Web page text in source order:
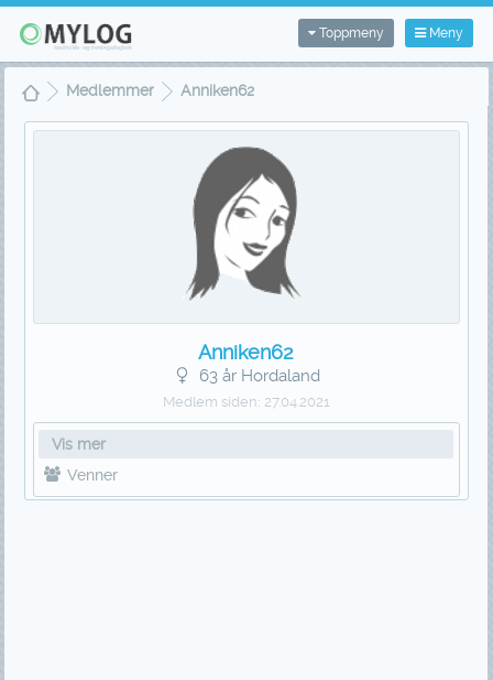
Meny
Toppmeny
Medlemmer Anniken62
Anniken62
63 år Hordaland
Medlem siden: 27.04.2021
Vis mer
Venner